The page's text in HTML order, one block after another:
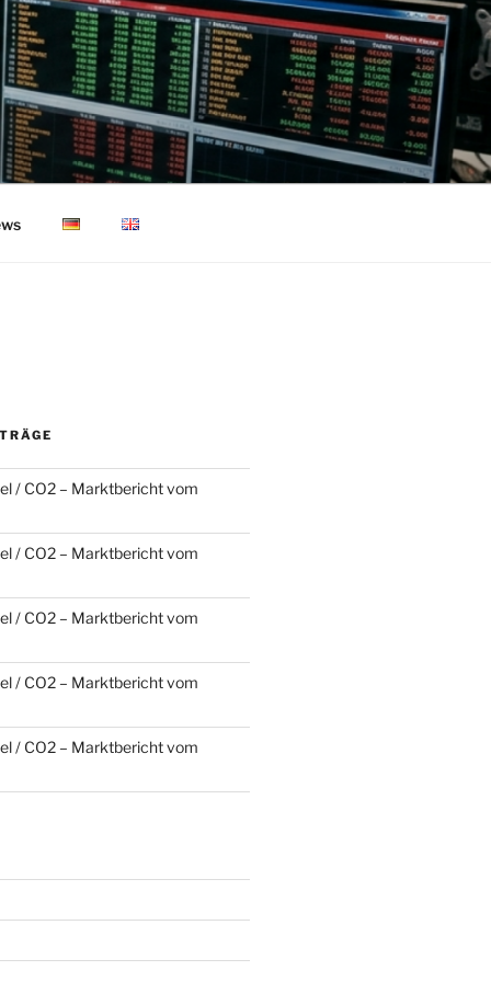
/ CO2 – Marktbericht vom
/ CO2 – Marktbericht vom
/ CO2 – Marktbericht vom
/ CO2 – Marktbericht vom
/ CO2 – Marktbericht vom